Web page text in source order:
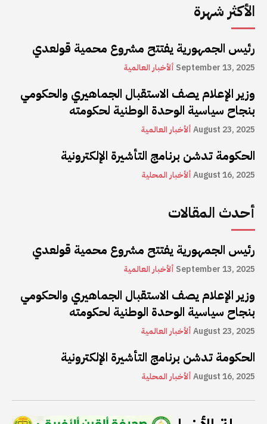
الأكثر شهرة
رئيس الجمهورية يفتتح مشروع محمية قولعدي
ألأخبار العالمية September 13, 2025
وزير الإعلام يصف الاستقبال الجماهيري والحكومي
بنجاح سياسية الوحدة الوطنية لحكومته
ألأخبار العالميةAugust 23, 2025
الحكومة تدشن برنامج التأشيرة الإلكترونية
ألأخبار المحليةAugust 16, 2025
أحدث المقالات
رئيس الجمهورية يفتتح مشروع محمية قولعدي
ألأخبار العالمية September 13, 2025
وزير الإعلام يصف الاستقبال الجماهيري والحكومي
بنجاح سياسية الوحدة الوطنية لحكومته
ألأخبار العالميةAugust 23, 2025
الحكومة تدشن برنامج التأشيرة الإلكترونية
ألأخبار المحليةAugust 16, 2025